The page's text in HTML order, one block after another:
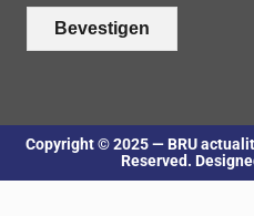
Bevestigen
Copyright © 2025 — BRU
Reserved.